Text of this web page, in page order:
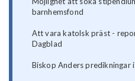
barnhemsfond
Att vara katolsk präst -
Dagblad
Biskop Anders predikningar